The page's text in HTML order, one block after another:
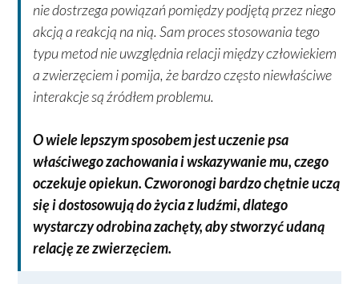
nie dostrzega powiązań pomiędzy podjętą przez niego
akcją a reakcją na nią. Sam proces stosowania tego
typu metod nie uwzględnia relacji między człowiekiem
a zwierzęciem i pomija, że bardzo często niewłaściwe
interakcje są źródłem problemu.
O wiele lepszym sposobem jest uczenie psa
właściwego zachowania i wskazywanie mu, czego
oczekuje opiekun. Czworonogi bardzo chętnie uczą
się i dostosowują do życia z ludźmi, dlatego
wystarczy odrobina zachęty, aby stworzyć udaną
relację ze zwierzęciem.